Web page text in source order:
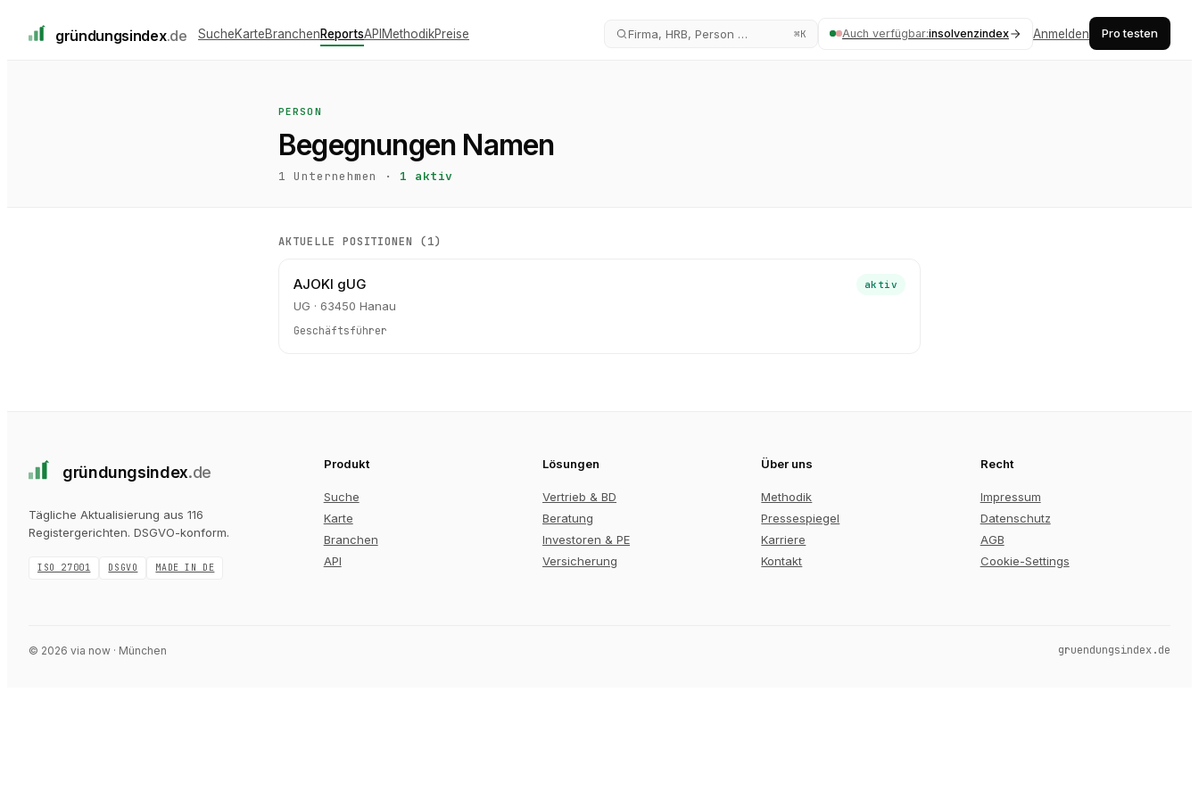
gründungsindex.de SucheKarteBranchenReportsAPIMethodikPreise Firma, HRB, Person … ⌘K Auch verfügbar:insolvenzindex Anmelden Pro testen
PERSON
Begegnungen Namen
1 Unternehmen · 1 aktiv
AKTUELLE POSITIONEN (1)
AJOKI gUG
UG · 63450 Hanau
aktiv
Geschäftsführer
gründungsindex.de
Tägliche Aktualisierung aus 116
Registergerichten. DSGVO-konform.
ISO 27001 DSGVO MADE IN DE
Produkt
Suche
Karte
Branchen
API
Lösungen
Vertrieb & BD
Beratung
Investoren & PE
Versicherung
Über uns
Methodik
Pressespiegel
Karriere
Kontakt
Recht
Impressum
Datenschutz
AGB
Cookie-Settings
© 2026 via now · München gruendungsindex.de